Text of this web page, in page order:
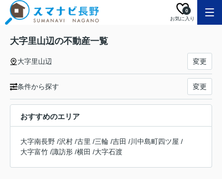
お気に入り
0
大字里山辺の不動産一覧
大字里山辺 変更
条件から探す 変更
おすすめのエリア
大字南長野 /沢村 /古里 /三輪 /吉田 /川中島町四ツ屋 /
大字富竹 /諏訪形 /横田 /大字石渡